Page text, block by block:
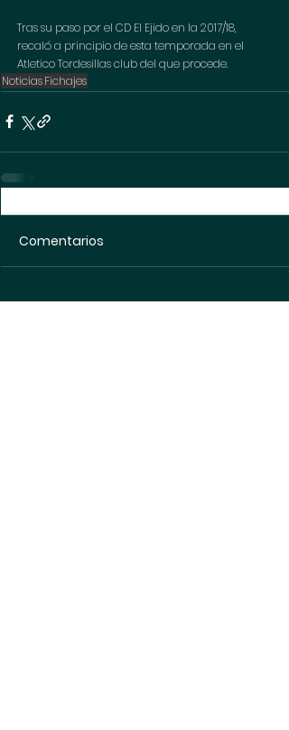
Tras su paso por el CD El Ejido en la 2017/18,
recaló a principio de esta temporada en el
Atletico Tordesillas club del que procede.
NoticiasFichajes
Comentarios